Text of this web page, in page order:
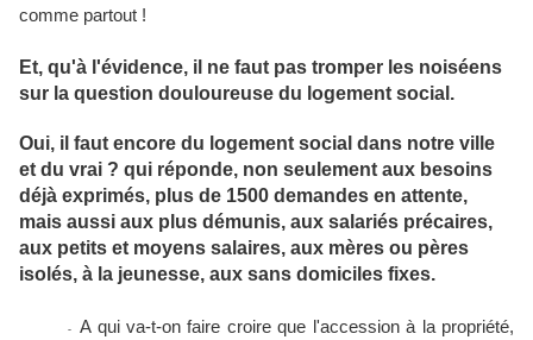
comme partout !
Et, qu'à l'évidence, il ne faut pas tromper les noiséens
sur la question douloureuse du logement social.
Oui, il faut encore du logement social dans notre ville
et du vrai ? qui réponde, non seulement aux besoins
déjà exprimés, plus de 1500 demandes en attente,
mais aussi aux plus démunis, aux salariés précaires,
aux petits et moyens salaires, aux mères ou pères
isolés, à la jeunesse, aux sans domiciles fixes.
-A qui va-t-on faire croire que l'accession à la propriété,